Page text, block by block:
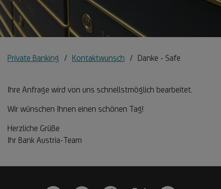
Private Banking Kontaktwunsch Danke - Safe
Ihre Anfrage wird von uns schnellstmöglich bearbeitet.
Wir wünschen Ihnen einen schönen Tag!
Herzliche Grüße
Ihr Bank Austria-Team